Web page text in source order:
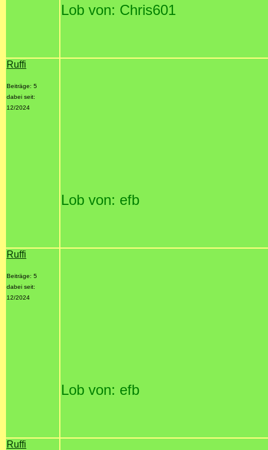
Lob von: Chris601
Ruffi
Beiträge: 5
dabei seit:
12/2024
Lob von: efb
Ruffi
Beiträge: 5
dabei seit:
12/2024
Lob von: efb
Ruffi